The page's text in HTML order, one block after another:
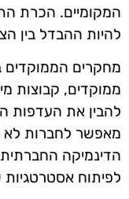
המקומיים. הכרת
להיות ההבדל בין
מחקרים
ממוקדים, קבוצות
להבין את העדפות
מאפשר לחברות לא
הדינמיקה
לפיתוח אסטרטגיות